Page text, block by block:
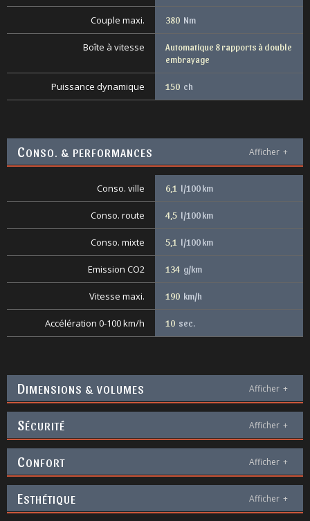
Couple maxi. 380 Nm
Boîte à vitesse
Automatique 8 rapports à double
embrayage
Puissance dynamique 150 ch
CONSO. & PERFORMANCES Afficher +
Conso. ville 6,1 l/100 km
Conso. route 4,5 l/100 km
Conso. mixte 5,1 l/100 km
Emission CO2 134 g/km
Vitesse maxi. 190 km/h
Accélération 0-100 km/h 10 sec.
DIMENSIONS & VOLUMES Afficher +
SÉCURITÉ Afficher +
CONFORT Afficher +
ESTHÉTIQUE Afficher +